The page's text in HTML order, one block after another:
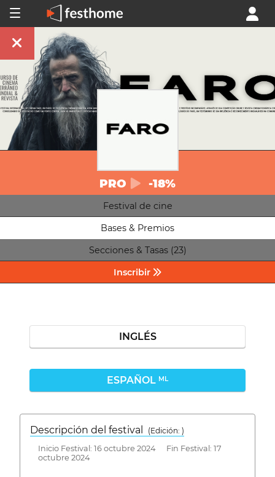
PRO -18%
Festival de cine
Bases & Premios
Secciones & Tasas (23)
Inscribir
INGLÉS
ESPAÑOL ML
Descripción del festival
( Edición: )
Inicio Festival: 16 octubre 2024 Fin Festival: 17
octubre 2024